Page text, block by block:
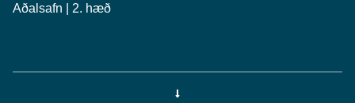
Aðalsafn | 2. hæð